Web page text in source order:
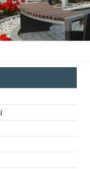
Element